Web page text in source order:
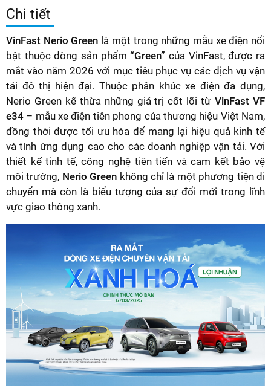
Chi tiết
VinFast Nerio Green là một trong những mẫu xe điện nổi
bật thuộc dòng sản phẩm “Green” của VinFast, được ra
mắt vào năm 2026 với mục tiêu phục vụ các dịch vụ vận
tải đô thị hiện đại. Thuộc phân khúc xe điện đa dụng,
Nerio Green kế thừa những giá trị cốt lõi từVinFast VF
e34 – mẫu xe điện tiên phong của thương hiệu Việt Nam,
đồng thời được tối ưu hóa để mang lại hiệu quả kinh tế
và tính ứng dụng cao cho các doanh nghiệp vận tải. Với
thiết kế tinh tế, công nghệ tiên tiến và cam kết bảo vệ
môi trường, Nerio Green không chỉ là một phương tiện di
chuyển mà còn là biểu tượng của sự đổi mới trong lĩnh
vực giao thông xanh.